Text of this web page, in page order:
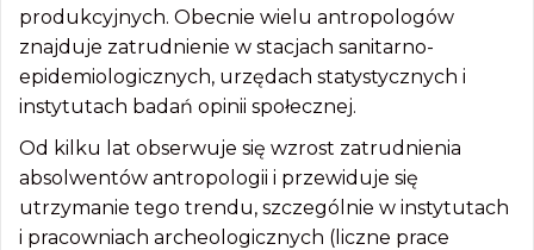
produkcyjnych. Obecnie wielu antropologów
znajduje zatrudnienie w stacjach sanitarno-
epidemiologicznych, urzędach statystycznych i
instytutach badań opinii społecznej.
Od kilku lat obserwuje się wzrost zatrudnienia
absolwentów antropologii i przewiduje się
utrzymanie tego trendu, szczególnie w instytutach
i pracowniach archeologicznych (liczne prace